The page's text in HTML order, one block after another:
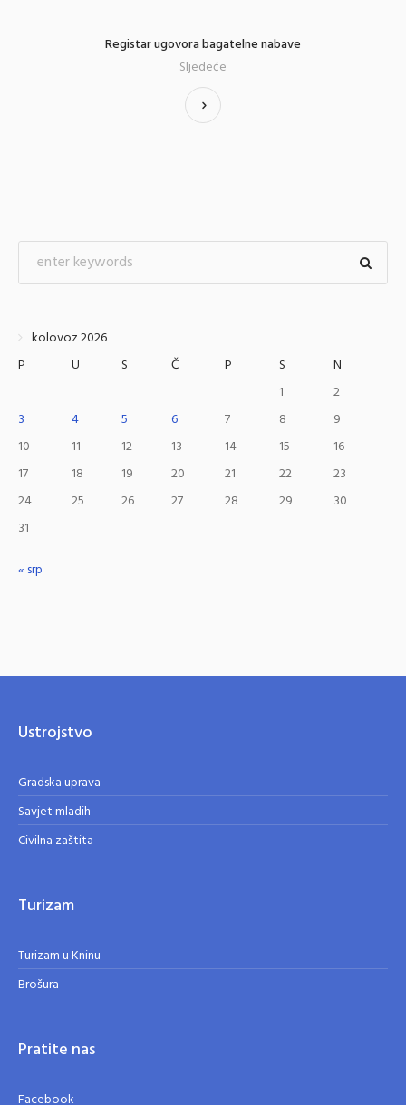
Registar ugovora bagatelne nabave
Sljedeće
kolovoz 2026
P
U S Č P S
N
1
2
3
4 5 6 7 8
9
10
11 12 13 14 15
16
17
18 19 20 21 22
23
24
25 26 27 28 29
30
31
« srp
Ustrojstvo
Gradska uprava
Savjet mladih
Civilna zaštita
Turizam
Turizam u Kninu
Brošura
Pratite nas
Facebook